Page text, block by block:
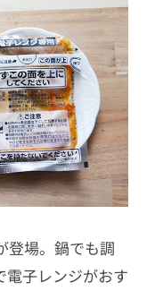
登場。鍋でも調
電子レンジがおす